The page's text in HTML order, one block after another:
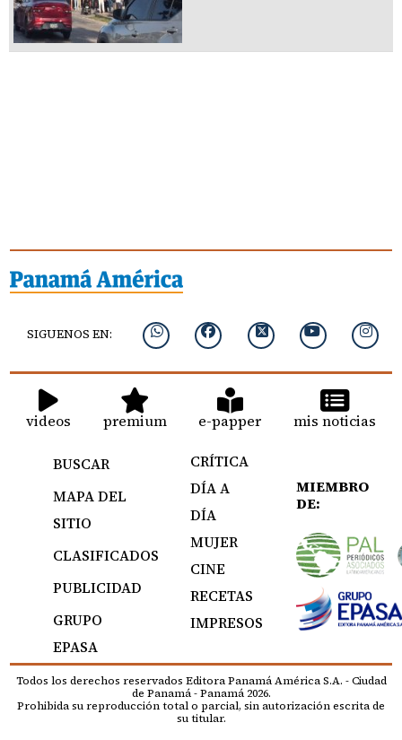
SIGUENOS EN:
videos premium e-papper mis noticias
BUSCAR
MAPA DEL
SITIO
CLASIFICADOS
PUBLICIDAD
GRUPO
EPASA
CRÍTICA
DÍA A
DÍA
MUJER
CINE
RECETAS
IMPRESOS
MIEMBRO
DE:
Todos los derechos reservados Editora Panamá América S.A. - Ciudad
de Panamá - Panamá 2026.
Prohibida su reproducción total o parcial, sin autorización escrita de
su titular.